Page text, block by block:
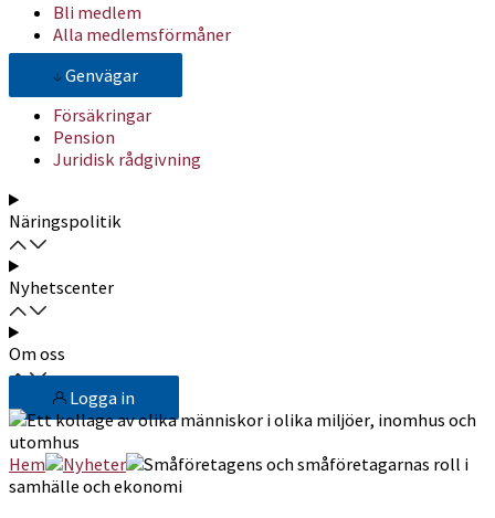
Bli medlem
Alla medlemsförmåner
Genvägar
Försäkringar
Pension
Juridisk rådgivning
Näringspolitik
Nyhetscenter
Om oss
Logga in
Hem Nyheter
Småföretagens och småföretagarnas roll i
samhälle och ekonomi